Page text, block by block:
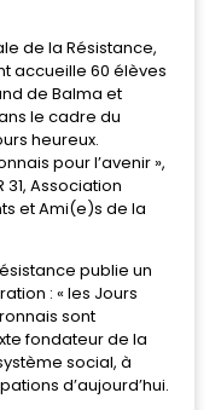
de la Résistance,
accueille 60 élèves
de Balma et
le cadre du
heureux.
pour l’avenir »,
Association
et Ami(e)s de la
publie un
: « les Jours
sont
fondateur de la
social, à
d’aujourd’hui.